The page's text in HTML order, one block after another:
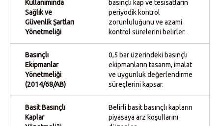
Kullanımında
Sağlık ve
Güvenlik Şartları
Yönetmeliği
basınçlı kap ve tesisatların
periyodik kontrol
zorunluluğunu ve azami
kontrol sürelerini belirler.
Basınçlı
Ekipmanlar
Yönetmeliği
(2014/68/AB)
0,5 bar üzerindeki basınçlı
ekipmanların tasarım, imalat
ve uygunluk değerlendirme
süreçlerini kapsar.
Basit Basınçlı
Kaplar
Belirli basit basınçlı kapların
piyasaya arz koşullarını